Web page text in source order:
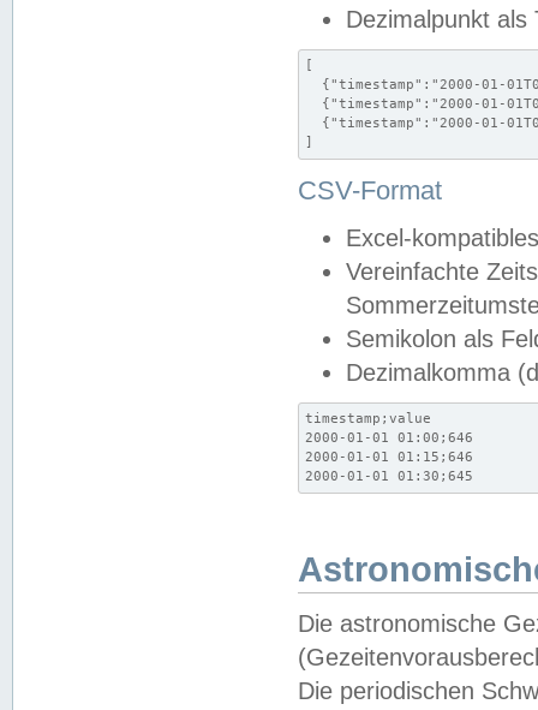
Dezimalpunkt als
[
{"timestamp":"2000-01-
{"timestamp":"2000-01-
{"timestamp":"2000-01-
]
CSV-Format
Excel-
Vereinfachte
Semikolon als
Dezimalkomma
timestamp;value
2000-01-01 01:00;646
2000-01-01 01:15;646
2000-01-01 01:30;645
Die astronomische
Die periodischen